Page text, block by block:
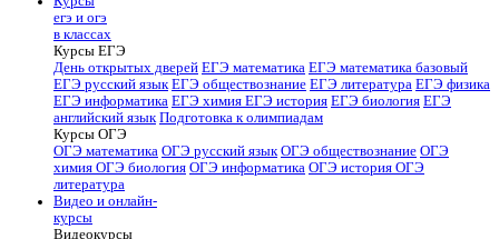
егэ и огэ
в классах
Курсы ЕГЭ
День открытых дверей ЕГЭ математика ЕГЭ математика базовый
ЕГЭ русский язык ЕГЭ обществознание ЕГЭ литература ЕГЭ физика
ЕГЭ информатика ЕГЭ химия ЕГЭ история ЕГЭ биология ЕГЭ
английский язык Подготовка к олимпиадам
Курсы ОГЭ
ОГЭ математика ОГЭ русский язык ОГЭ обществознание ОГЭ
химия ОГЭ биология ОГЭ информатика ОГЭ история ОГЭ
литература
Видео и онлайн-
курсы
Видеокурсы